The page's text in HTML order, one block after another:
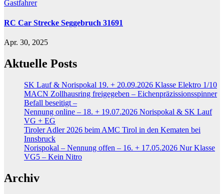
Gastfahrer
RC Car Strecke Seggebruch 31691
Apr. 30, 2025
Aktuelle Posts
SK Lauf & Norispokal 19. + 20.09.2026 Klasse Elektro 1/10
MACN Zollhausring freigegeben – Eichenpräzissionsspinner
Befall beseitigt –
Nennung online – 18. + 19.07.2026 Norispokal & SK Lauf
VG + EG
Tiroler Adler 2026 beim AMC Tirol in den Kematen bei
Innsbruck
Norispokal – Nennung offen – 16. + 17.05.2026 Nur Klasse
VG5 – Kein Nitro
Archiv